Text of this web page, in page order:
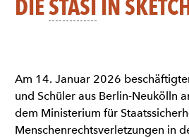
DIESTASI IN
Am 14. Januar 2026
und Schüler aus Berlin-Neukölln
dem Ministerium für
Menschenrechtsverletzungen in